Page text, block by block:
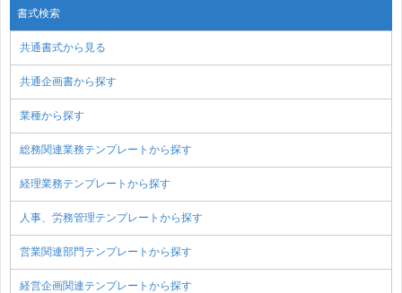
書式検索
共通書式から見る
共通企画書から探す
業種から探す
総務関連業務テンプレートから探す
経理業務テンプレートから探す
人事、労務管理テンプレートから探す
営業関連部門テンプレートから探す
経営企画関連テンプレートから探す